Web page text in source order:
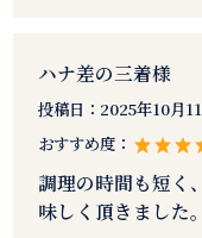
ハナ差の三着様
投稿日： 2025年10月
おすすめ度：
調理の時間も短く
味しく頂きました。